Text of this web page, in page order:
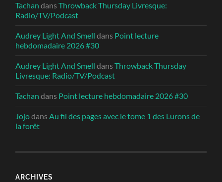
Tachan dansThrowback Thursday Livresque:
Radio/TV/Podcast
Audrey Light And Smell dans Point lecture
hebdomadaire 2026 #30
Audrey Light And Smell dansThrowback Thursday
Livresque: Radio/TV/Podcast
Tachan dans Point lecture hebdomadaire 2026 #30
JojodansAu fil des pages avec le tome 1 des Lurons de
la forêt
ARCHIVES